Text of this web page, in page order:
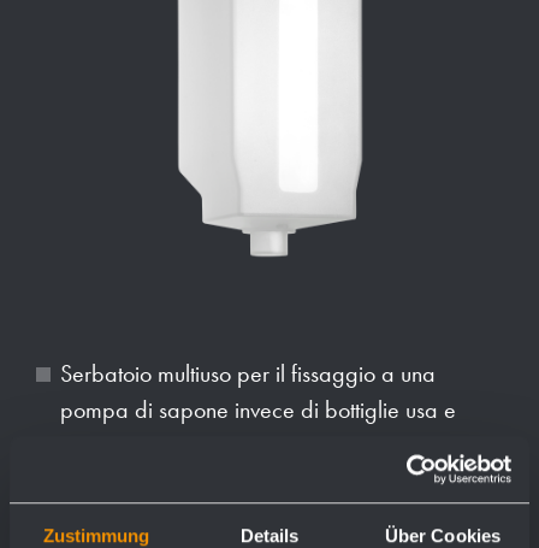
Zustimmung Details Über Cookies
Serbatoio multiuso per il fissaggio a una
pompa di sapone invece di bottiglie usa e
Riempimento con il coperchio incernierato